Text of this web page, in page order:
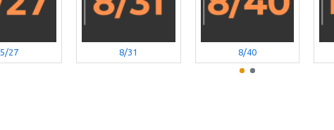
5/27 8/31 8/40